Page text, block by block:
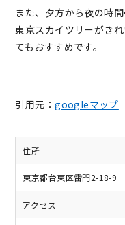
また、夕方から夜の時
東京スカイツリーがき
てもおすすめです。
引用元：googleマップ
住所
東京都台東区雷門2-18-9
アクセス